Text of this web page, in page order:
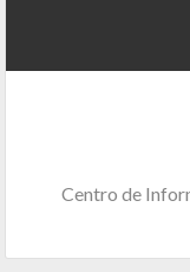
Centro de